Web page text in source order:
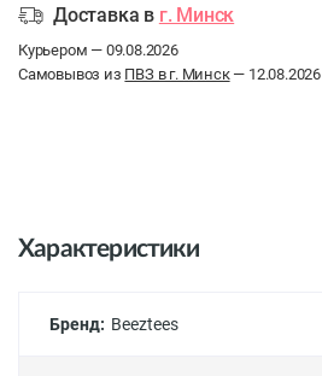
Доставка в г. Минск
Курьером — 09.08.2026
Самовывоз из ПВЗ в г. Минск— 12.08.2026
Характеристики
Бренд: Beeztees